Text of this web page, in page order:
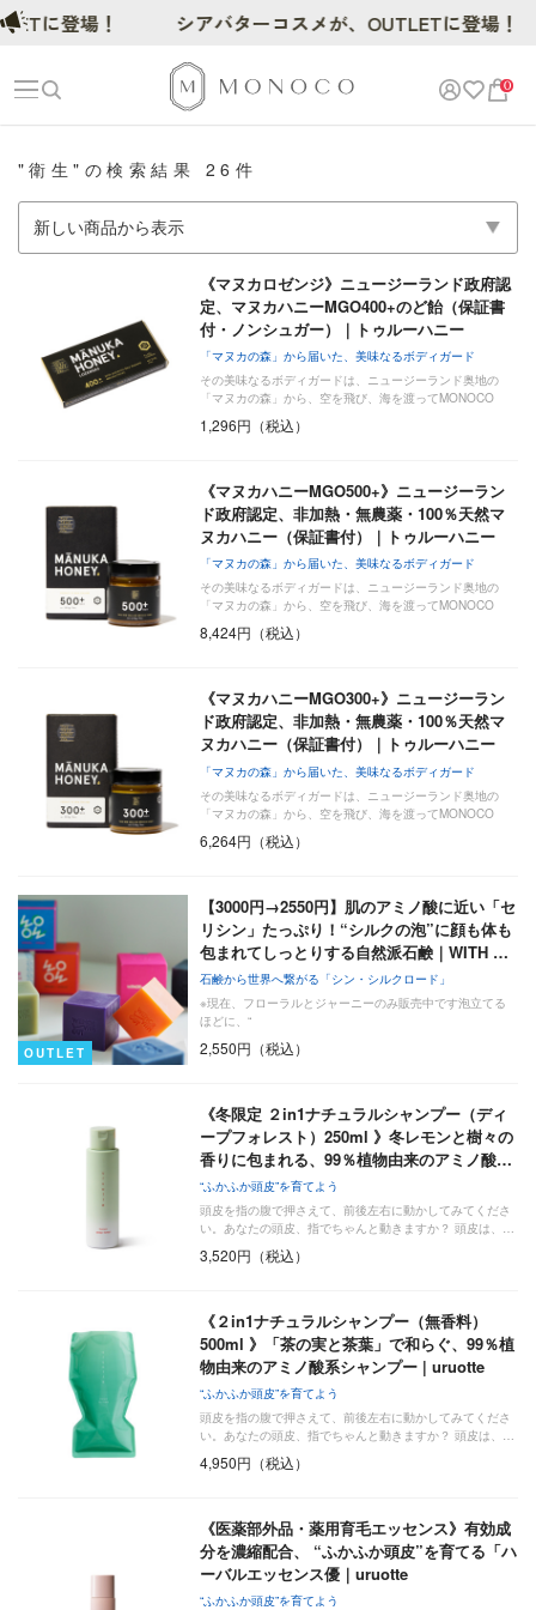
0
"衛生"の検索結果 26件
《マヌカロゼンジ》ニュージーランド政府認
定、マヌカハニーMGO400+のど飴（保証書
付・ノンシュガー）｜トゥルーハニー
「マヌカの森」から届いた、美味なるボディガード
その美味なるボディガードは、ニュージーランド奥地の
「マヌカの森」から、空を飛び、海を渡ってMONOCO
1,296円（税込）
《マヌカハニーMGO500+》ニュージーラン
ド政府認定、非加熱・無農薬・100％天然マ
ヌカハニー（保証書付）｜トゥルーハニー
「マヌカの森」から届いた、美味なるボディガード
その美味なるボディガードは、ニュージーランド奥地の
「マヌカの森」から、空を飛び、海を渡ってMONOCO
8,424円（税込）
《マヌカハニーMGO300+》ニュージーラン
ド政府認定、非加熱・無農薬・100％天然マ
ヌカハニー（保証書付）｜トゥルーハニー
「マヌカの森」から届いた、美味なるボディガード
その美味なるボディガードは、ニュージーランド奥地の
「マヌカの森」から、空を飛び、海を渡ってMONOCO
6,264円（税込）
OUTLET
【3000円→2550円】肌のアミノ酸に近い「セ
リシン」たっぷり！“シルクの泡”に顔も体も
包まれてしっとりする自然派石鹸｜WITH …
石鹸から世界へ繋がる「シン・シルクロード」
※現在、フローラルとジャーニーのみ販売中です泡立てる
ほどに、“
2,550円（税込）
《冬限定 ２in1ナチュラルシャンプー（ディ
ープフォレスト）250ml 》冬レモンと樹々の
香りに包まれる、99％植物由来のアミノ酸…
“ふかふか頭皮”を育てよう
頭皮を指の腹で押さえて、前後左右に動かしてみてくださ
い。あなたの頭皮、指でちゃんと動きますか？ 頭皮は、…
3,520円（税込）
《２in1ナチュラルシャンプー（無香料）
500ml 》「茶の実と茶葉」で和らぐ、99％植
物由来のアミノ酸系シャンプー | uruotte
“ふかふか頭皮”を育てよう
頭皮を指の腹で押さえて、前後左右に動かしてみてくださ
い。あなたの頭皮、指でちゃんと動きますか？ 頭皮は、…
4,950円（税込）
《医薬部外品・薬用育毛エッセンス》有効成
分を濃縮配合、 “ふかふか頭皮”を育てる「ハ
ーバルエッセンス優｜uruotte
“ふかふか頭皮”を育てよう
に登場！ シアバターコスメが、OUTLETに登場！